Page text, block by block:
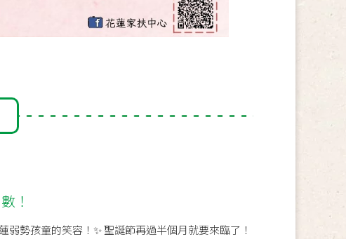
！
弱勢孩童的笑容！✨ 聖誕節再過半個月就要來臨了！